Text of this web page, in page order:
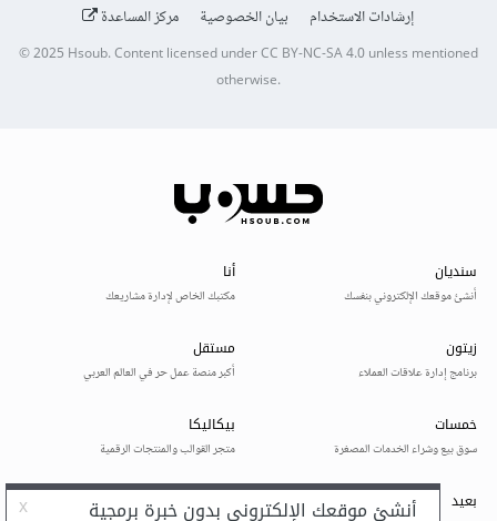
إرشادات الاستخدام
بيان الخصوصية مركز المساعدة
© 2025 Hsoub.Content licensed underCC BY-NC-SA 4.0unless mentioned
otherwise.